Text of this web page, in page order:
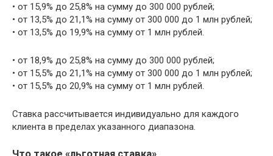
• от 15,9% до 25,8% на сумму до 300 000 рублей;
• от 13,5% до 21,1% на сумму от 300 000 до 1 млн рублей;
• от 13,5% до 19,9% на сумму от 1 млн рублей.
• от 18,9% до 25,8% на сумму до 300 000 рублей;
• от 15,5% до 21,1% на сумму от 300 000 до 1 млн рублей;
• от 15,5% до 20,9% на сумму от 1 млн рублей.
Ставка рассчитывается индивидуально для каждого
клиента в пределах указанного диапазона.